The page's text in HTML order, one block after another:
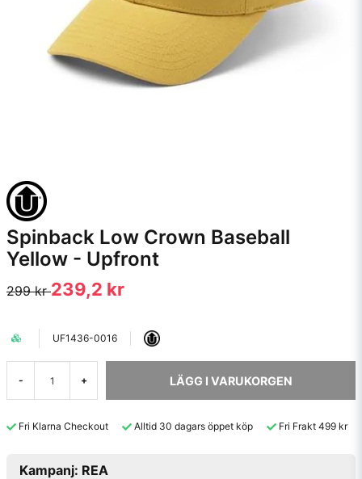
Spinback Low Crown Baseball
Yellow - Upfront
299 kr239,2 kr
UF1436-0016
- + LÄGG I VARUKORGEN
Fri Klarna Checkout Alltid 30 dagars öppet köp Fri Frakt 499 kr
Kampanj: REA